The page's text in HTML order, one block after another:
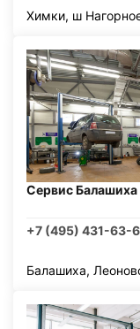
Химки, ш
Сервис Балашиха
+7 (495) 431-63-
Балашиха,